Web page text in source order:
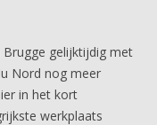
gelijktijdig met
Nord nog meer
in het kort
werkplaats